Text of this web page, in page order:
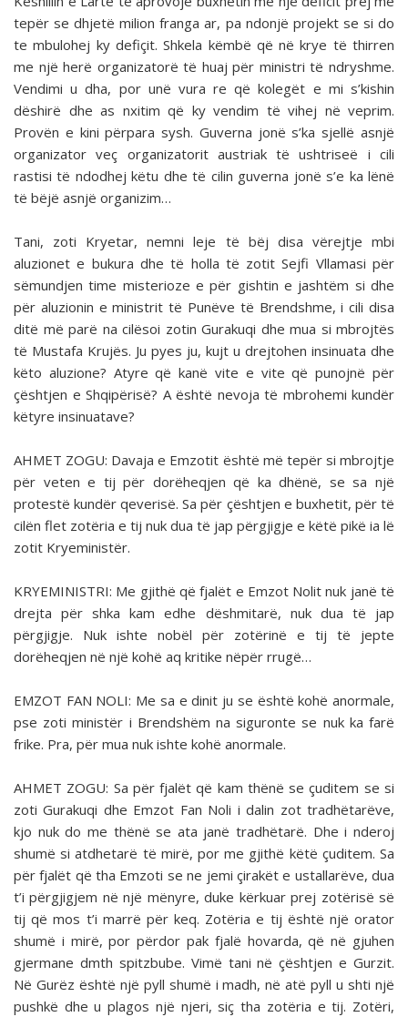
tepër se dhjetë milion franga ar, pa ndonjë projekt se si do
te mbulohej ky defiçit. Shkela këmbë që në krye të thirren
me një herë or­ganizatorë të huaj për ministri të ndryshme.
Vendimi u dha, por unë vura re që kolegët e mi s’kishin
dëshirë dhe as nxi­tim që ky vendim të vihej në veprim.
Provën e kini përpara sysh. Guverna jonë s’ka sjellë asnjë
organizator veç organi­zatorit austriak të ushtriseë i cili
rastisi të ndodhej këtu dhe të cilin guverna jonë s’e ka lënë
të bëjë asnjë organizim…
Tani, zoti Kryetar, nemni leje të bëj disa vërejtje mbi
aluzionet e bukura dhe të holla të zotit Sejfi Vllamasi për
sëmundjen time misterioze e për gishtin e jashtëm si dhe
për aluzionin e ministrit të Punëve të Brendshme, i cili disa
ditë më parë na cilësoi zotin Gurakuqi dhe mua si mbrojtës
të Mustafa Krujës. Ju pyes ju, kujt u drejtohen insinuata dhe
këto aluzione? Atyre që kanë vite e vite që punojnë për
çështjen e Shqipërisë? A është nevoja të mbrohemi kundër
këtyre insinuatave?
AHMET ZOGU: Davaja e Emzotit është më tepër si mbrojtje
për veten e tij për dorëheqjen që ka dhënë, se sa një
protestë kundër qeverisë. Sa për çështjen e buxhetit, për të
cilën flet zotëria e tij nuk dua të jap përgjigje e këtë pikë ia lë
zotit Kryeministër.
KRYEMINISTRI: Me gjithë që fjalët e Emzot Nolit nuk janë të
drejta për shka kam edhe dëshmitarë, nuk dua të jap
përgjigje. Nuk ishte nobël për zotërinë e tij të jepte
dorëheqjen në një kohë aq kritike nëpër rrugë…
EMZOT FAN NOLI: Me sa e dinit ju se është kohë anormale,
pse zoti ministër i Brendshëm na siguronte se nuk ka farë
frike. Pra, për mua nuk ishte kohë anormale.
AHMET ZOGU: Sa për fjalët që kam thënë se çu­ditem se si
zoti Gurakuqi dhe Emzot Fan Noli i dalin zot tradhëtarëve,
kjo nuk do me thënë se ata janë tradhëtarë. Dhe i nderoj
shumë si atdhetarë të mirë, por me gjithë këtë çuditem. Sa
për fjalët që tha Emzoti se ne jemi çirakët e ustallarëve, dua
t’i përgjigjem në një mënyre, duke kërkuar prej zotërisë së
tij që mos t’i marrë për keq. Zotëria e tij është një orator
shumë i mirë, por përdor pak fjalë hovarda, që në gjuhen
gjermane dmth spitzbube. Vimë tani në çështjen e Gurzit.
Në Gurëz është një pyll shumë i madh, në atë pyll u shti një
pushkë dhe u plagos një njeri, siç tha zotëria e tij. Zotëri,